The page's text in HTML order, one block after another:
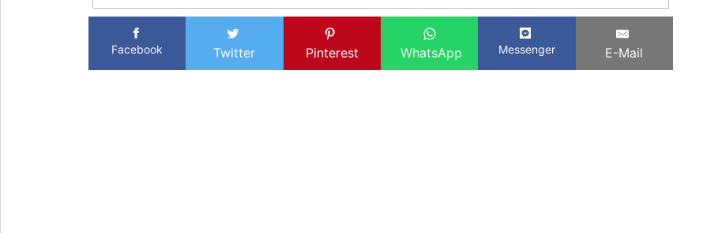
Facebook Twitter Pinterest WhatsApp Messenger E-Mail